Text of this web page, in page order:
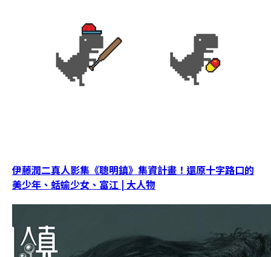
伊藤潤二真人影集《聰明鎮》集資計畫！還原十字路口的
美少年、蛞蝓少女、富江 | 大人物